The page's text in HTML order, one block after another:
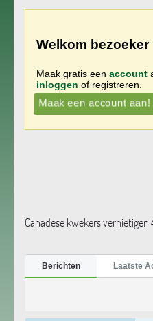
Welkom bezoeker
Maak gratis een account
inloggen of registreren.
Maak een account aan!
Canadese kwekers
Berichten Laatste